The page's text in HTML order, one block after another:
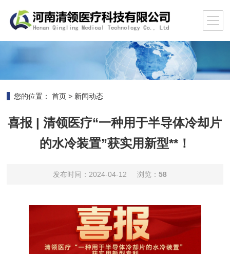
您的位置： 首页 > 新闻动态
喜报 | 清领医疗“一种用于半导体冷却片
的水冷装置”获实用新型**！
发布时间：2024-04-12 浏览： 58